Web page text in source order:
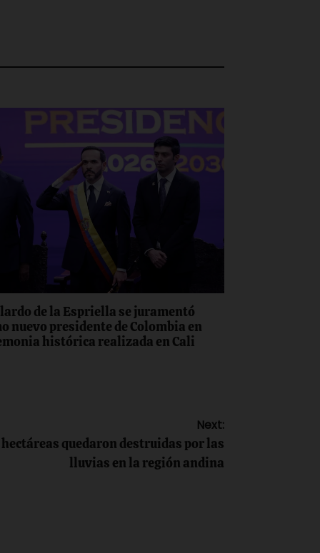
de la Espriella se juramentó
nuevo presidente de Colombia en
histórica realizada en Cali
Next:
quedaron destruidas por las
lluvias en la región andina